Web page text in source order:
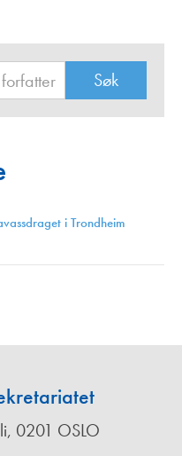
i Trondheim
0201 OSLO